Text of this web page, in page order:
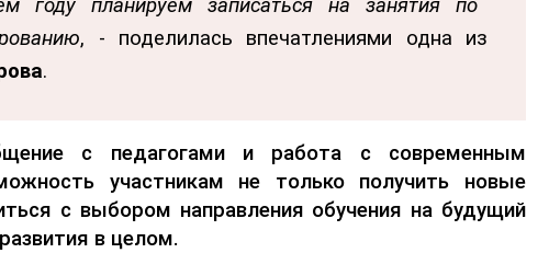
году планируем записаться на занятия по
, - поделилась впечатлениями одна из
.
с педагогамии работа с современным
участникам не только получить новые
с выбором направления обучения на будущий
в целом.